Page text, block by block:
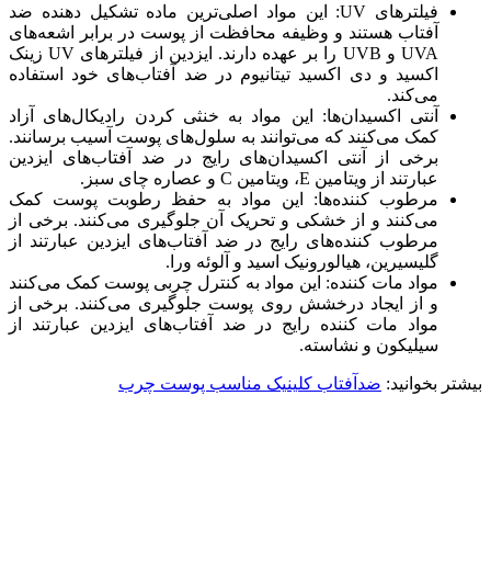
فیلترهای UV: این مواد اصلی‌ترین ماده تشکیل دهنده ضد
آفتاب هستند و وظیفه محافظت از پوست در برابر اشعه‌های
UVA و UVB را بر عهده دارند. ایزدین از فیلترهای UV زینک
اکسید و دی اکسید تیتانیوم در ضد آفتاب‌های خود استفاده
می‌کند.
آنتی اکسیدان‌ها: این مواد به خنثی کردن رادیکال‌های آزاد
کمک می‌کنند که می‌توانند به سلول‌های پوست آسیب برسانند.
برخی از آنتی اکسیدان‌های رایج در ضد آفتاب‌های ایزدین
عبارتند از ویتامین E، ویتامین C و عصاره چای سبز.
مرطوب کننده‌ها: این مواد به حفظ رطوبت پوست کمک
می‌کنند و از خشکی و تحریک آن جلوگیری می‌کنند. برخی از
مرطوب کننده‌های رایج در ضد آفتاب‌های ایزدین عبارتند از
گلیسیرین، هیالورونیک اسید و آلوئه ورا.
مواد مات کننده: این مواد به کنترل چربی پوست کمک می‌کنند
و از ایجاد درخشش روی پوست جلوگیری می‌کنند. برخی از
مواد مات کننده رایج در ضد آفتاب‌های ایزدین عبارتند از
سیلیکون و نشاسته.
بیشتر بخوانید: ضدآفتاب کلینیک مناسب پوست چرب